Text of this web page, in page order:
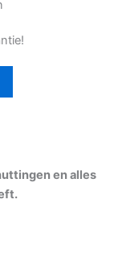
en alles